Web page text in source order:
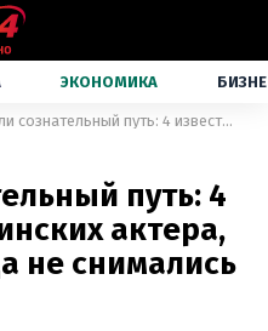
ЭКОНОМИКА
Выбрали сознательный путь: 4 известных украинских актера, которые никогда не снимались в России
путь: 4
актера,
не снимались